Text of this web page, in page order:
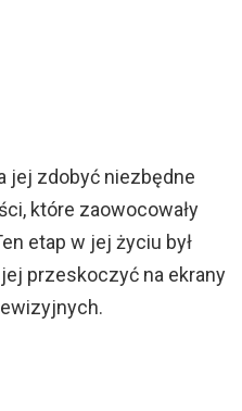
jej zdobyć niezbędne
które zaowocowały
etap w jej życiu był
przeskoczyć na ekrany